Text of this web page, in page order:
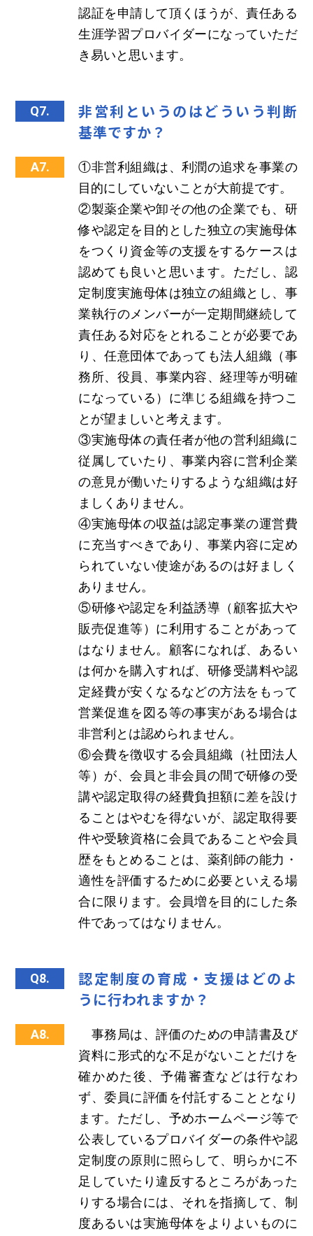
認証を申請して頂くほうが、責任ある
生涯学習プロバイダーになっていただ
き易いと思います。
Q7.
非営利というのはどういう判断
基準ですか？
A7.
①非営利組織は、利潤の追求を事業の
目的にしていないことが大前提です。
②製薬企業や卸その他の企業でも、研
修や認定を目的とした独立の実施母体
をつくり資金等の支援をするケースは
認めても良いと思います。ただし、認
定制度実施母体は独立の組織とし、事
業執行のメンバーが一定期間継続して
責任ある対応をとれることが必要であ
り、任意団体であっても法人組織（事
務所、役員、事業内容、経理等が明確
になっている）に準じる組織を持つこ
とが望ましいと考えます。
③実施母体の責任者が他の営利組織に
従属していたり、事業内容に営利企業
の意見が働いたりするような組織は好
ましくありません。
④実施母体の収益は認定事業の運営費
に充当すべきであり、事業内容に定め
られていない使途があるのは好ましく
ありません。
⑤研修や認定を利益誘導（顧客拡大や
販売促進等）に利用することがあって
はなりません。顧客になれば、あるい
は何かを購入すれば、研修受講料や認
定経費が安くなるなどの方法をもって
営業促進を図る等の事実がある場合は
非営利とは認められません。
⑥会費を徴収する会員組織（社団法人
等）が、会員と非会員の間で研修の受
講や認定取得の経費負担額に差を設け
ることはやむを得ないが、認定取得要
件や受験資格に会員であることや会員
歴をもとめることは、薬剤師の能力・
適性を評価するために必要といえる場
合に限ります。会員増を目的にした条
件であってはなりません。
Q8.
認定制度の育成・支援はどのよ
うに行われますか？
A8.
事務局は、評価のための申請書及び
資料に形式的な不足がないことだけを
確かめた後、予備審査などは行なわ
ず、委員に評価を付託することとなり
ます。ただし、予めホームページ等で
公表しているプロバイダーの条件や認
定制度の原則に照らして、明らかに不
足していたり違反するところがあった
りする場合には、それを指摘して、制
度あるいは実施母体をよりよいものに